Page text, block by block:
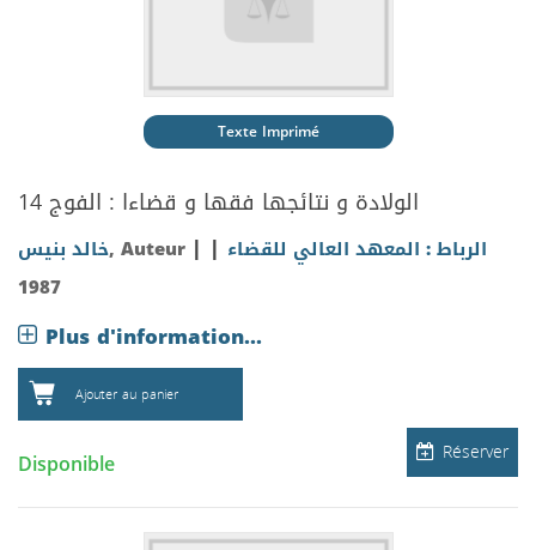
Texte Imprimé
الولادة و نتائجها فقها و قضاءا : الفوج 14
خالد بنيس, Auteur | الرباط : المعهد العالي للقضاء |
1987
Plus d'information...
Ajouter au panier
Réserver
Disponible